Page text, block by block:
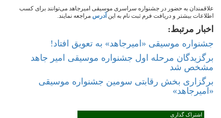
علاقمندان به حضور در جشنواره سراسری موسیقی امیرجاهد می‌توانند برای کسب
اطلاعات بیشتر و دریافت فرم ثبت نام به این آدرس مراجعه نمایند.
اخبار مرتبط:
جشنواره موسیقی «امیرجاهد» به تعویق افتاد!
برگزیدگان مرحله اول جشنواره موسیقی امیر جاهد
مشخص شد
برگزاری بخش رقابتی سومین جشنواره موسیقی
«امیرجاهد»
اشتراک گذاری